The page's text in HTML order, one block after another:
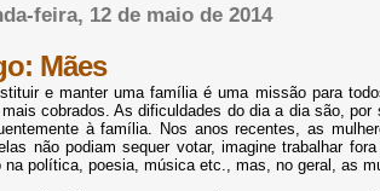
feira, 12 de maio de 2014
Mães
e manter uma família é uma missão para
cobrados. As dificuldades do dia a dia são,
à família. Nos anos recentes, as
não podiam sequer votar, imagine trabalhar
na política, poesia, música etc., mas, no geral, as